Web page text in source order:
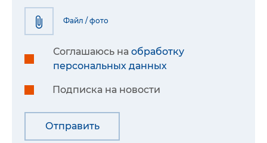
Файл / фото
Соглашаюсь на обработку
персональных данных
Подписка на новости